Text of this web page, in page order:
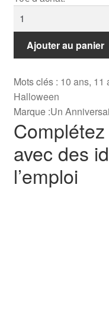
château
Dracula
(10+
ans)
Ajouter au panier
Mots clés : 10 ans, 11
Halloween
Marque :Un
avec des
l’emploi